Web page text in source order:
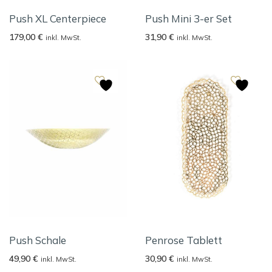
Push XL Centerpiece
179,00 € inkl. MwSt.
Push Mini 3-er Set
31,90 € inkl. MwSt.
Push Schale
49,90 € inkl. MwSt.
Penrose Tablett
30,90 € inkl. MwSt.